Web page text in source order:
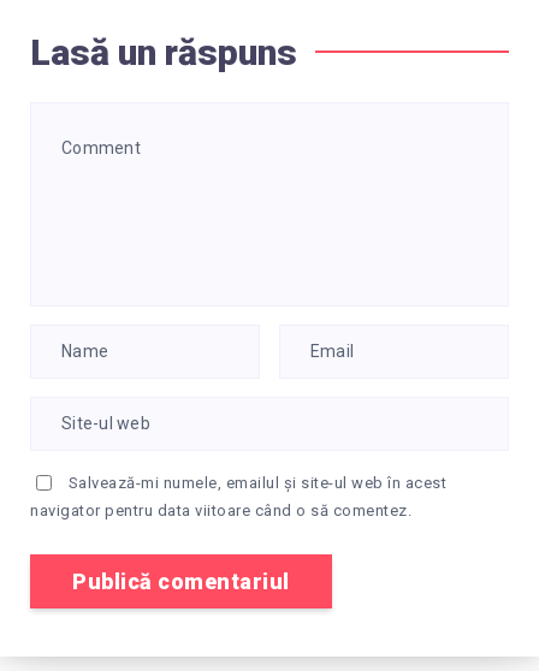
Lasă un răspuns
Salvează-mi numele, emailul și site-ul web în acest
navigator pentru data viitoare când o să comentez.